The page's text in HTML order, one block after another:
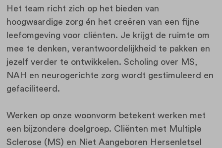
Het team richt zich op het bieden van
hoogwaardige zorg én het creëren van een fijne
leefomgeving voor cliënten. Je krijgt de ruimte om
mee te denken, verantwoordelijkheid te pakken en
jezelf verder te ontwikkelen. Scholing over MS,
NAH en neurogerichte zorg wordt gestimuleerd en
gefaciliteerd.
Werken op onze woonvorm betekent werken met
een bijzondere doelgroep. Cliënten met Multiple
Sclerose (MS) en Niet Aangeboren Hersenletsel